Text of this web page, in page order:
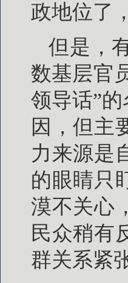
政地位了
但是，
数基层官
领导话”
因，但主
力来源是
的眼睛只
漠不关心
民众稍有
群关系紧